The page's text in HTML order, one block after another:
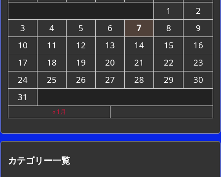
1
2
3
4 5 6 7 8
9
10
11 12 13 14 15
16
17
18 19 20 21 22
23
24
25 26 27 28 29
30
31
« 1月
カテゴリー一覧